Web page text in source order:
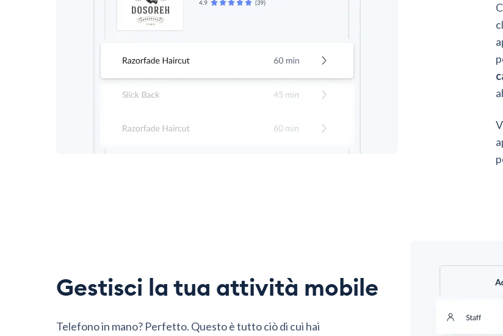
Gestisci la tua attività mobile
Telefono in mano? Perfetto. Questo è tutto ciò di cui hai